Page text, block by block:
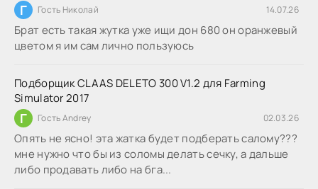
Г Гость Николай 14.07.26
Брат есть такая жутка уже ищи дон 680 он оранжевый
цветом я им сам лично пользуюсь
Подборщик CLAAS DELETO 300 V1.2 для Farming
Simulator 2017
Г Гость Andrey 02.03.26
Опять не ясно! эта жатка будет подберать салому???
мне нужно что бы из соломы делать сечку, а дальше
либо продавать либо на бга...